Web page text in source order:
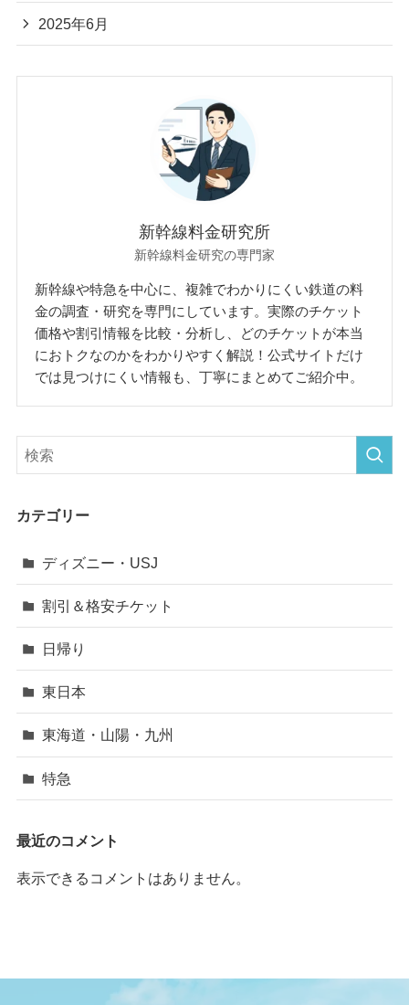
2025年6月
新幹線料金研究所
新幹線料金研究の専門家
新幹線や特急を中心に、複雑でわかりにくい鉄道の料
金の調査・研究を専門にしています。実際のチケット
価格や割引情報を比較・分析し、どのチケットが本当
におトクなのかをわかりやすく解説！公式サイトだけ
では見つけにくい情報も、丁寧にまとめてご紹介中。
カテゴリー
ディズニー・USJ
割引＆格安チケット
日帰り
東日本
東海道・山陽・九州
特急
最近のコメント
表示できるコメントはありません。